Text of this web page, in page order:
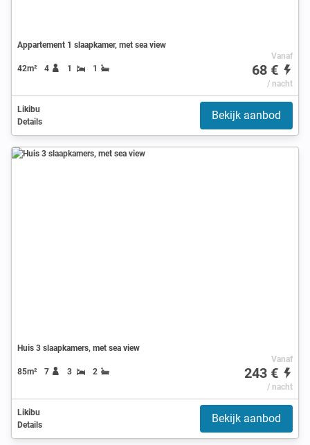
Appartement 1 slaapkamer, met sea view
42m² 4 1 1
Vanaf
68 €
/ nacht
Likibu
Details
Bekijk aanbod
Huis 3 slaapkamers, met sea view
85m² 7 3 2
Vanaf
243 €
/ nacht
Likibu
Details
Bekijk aanbod